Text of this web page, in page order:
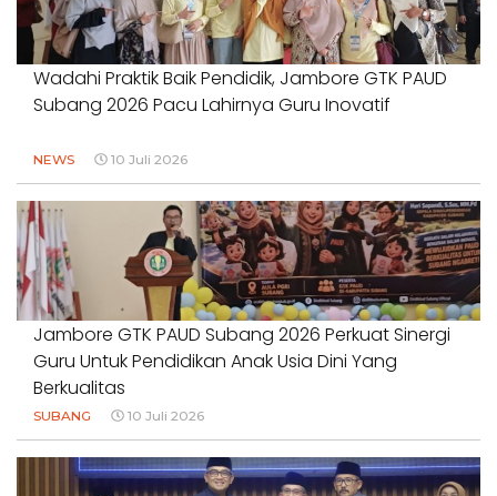
Wadahi Praktik Baik Pendidik, Jambore GTK PAUD
Subang 2026 Pacu Lahirnya Guru Inovatif
NEWS 10 Juli 2026
Jambore GTK PAUD Subang 2026 Perkuat Sinergi
Guru Untuk Pendidikan Anak Usia Dini Yang
Berkualitas
SUBANG 10 Juli 2026